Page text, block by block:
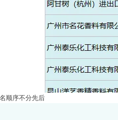
顺序不分先后